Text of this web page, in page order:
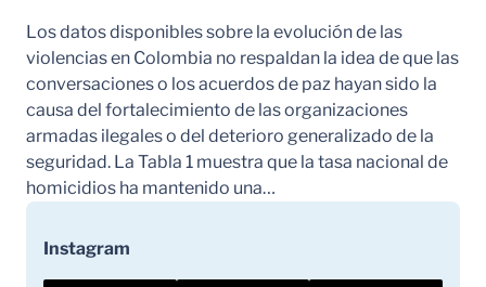
Los datos disponibles sobre la evolución de las
violencias en Colombia no respaldan la idea de que las
conversaciones o los acuerdos de paz hayan sido la
causa del fortalecimiento de las organizaciones
armadas ilegales o del deterioro generalizado de la
seguridad. La Tabla 1 muestra que la tasa nacional de
homicidios ha mantenido una…
Instagram